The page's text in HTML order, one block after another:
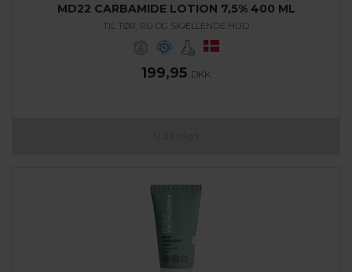
MD22 CARBAMIDE LOTION 7,5% 400 ML
TIL TØR, RU OG SKÆLLENDE HUD
199,95 DKK